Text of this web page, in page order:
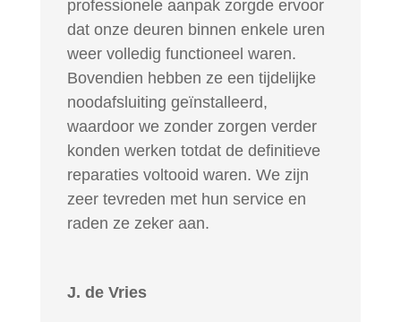
professionele aanpak zorgde ervoor
dat onze deuren binnen enkele uren
weer volledig functioneel waren.
Bovendien hebben ze een tijdelijke
noodafsluiting geïnstalleerd,
waardoor we zonder zorgen verder
konden werken totdat de definitieve
reparaties voltooid waren. We zijn
zeer tevreden met hun service en
raden ze zeker aan.
J. de Vries